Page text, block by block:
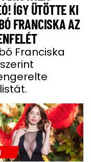
ÍGY ÜTÖTTE KI
FRANCISKA AZ
Franciska